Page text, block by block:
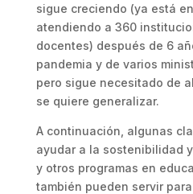
sigue creciendo (ya está
atendiendo a 360
docentes) después de 6
pandemia y de varios
pero sigue necesitado de
se quiere generalizar.
A continuación, algunas
ayudar a la sostenibilidad
y otros programas en
también pueden servir